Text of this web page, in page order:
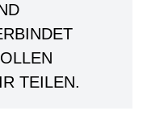
TEILEN.